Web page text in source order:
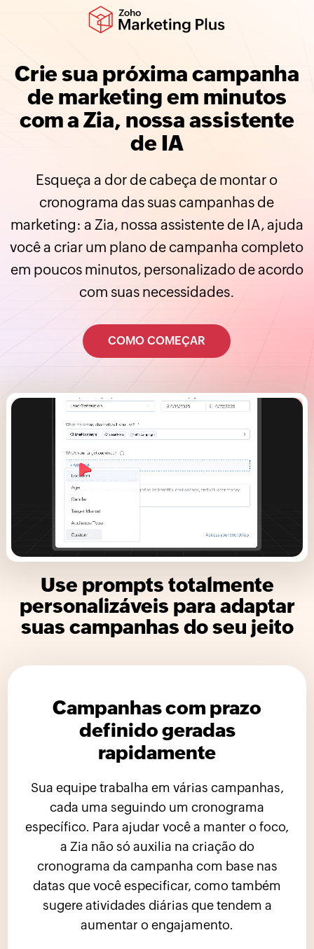
Crie sua próxima campanha
de marketing em minutos
com a Zia, nossa assistente
de IA
Esqueça a dor de cabeça de montar o
cronograma das suas campanhas de
marketing: a Zia, nossa assistente de IA, ajuda
você a criar um plano de campanha completo
em poucos minutos, personalizado de acordo
com suas necessidades.
COMO COMEÇAR
Use prompts totalmente
personalizáveis para adaptar
suas campanhas do seu jeito
Campanhas com prazo
definido geradas
rapidamente
Sua equipe trabalha em várias campanhas,
cada uma seguindo um cronograma
específico. Para ajudar você a manter o foco,
a Zia não só auxilia na criação do
cronograma da campanha com base nas
datas que você especificar, como também
sugere atividades diárias que tendem a
aumentar o engajamento.